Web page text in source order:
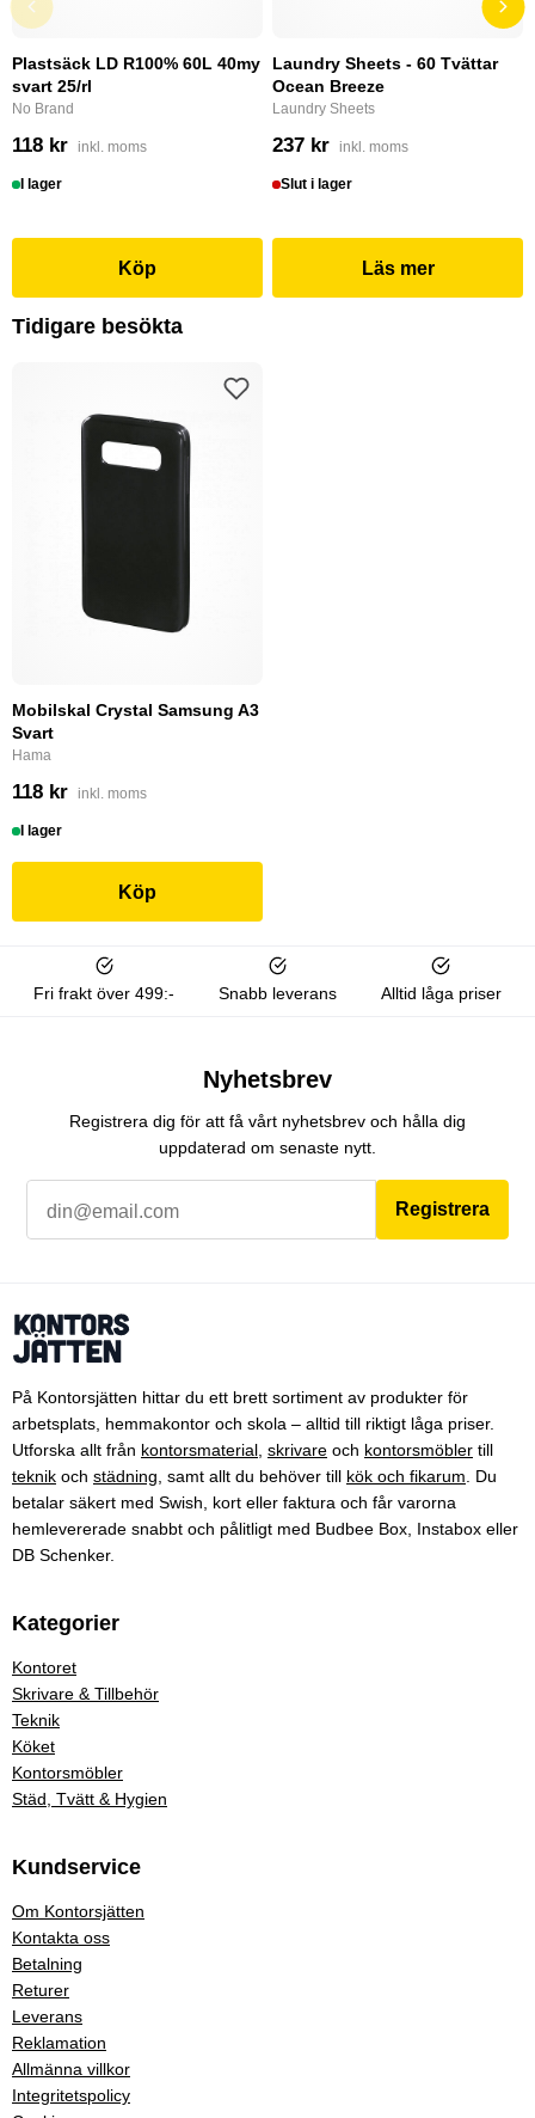
Plastsäck LD R100% 60L 40my
svart 25/rl
No Brand
118 kr inkl. moms
I lager
Köp
Laundry Sheets - 60 Tvättar
Ocean Breeze
Laundry Sheets
237 kr inkl. moms
Slut i lager
Läs mer
Tidigare besökta
Mobilskal Crystal Samsung A3
Svart
Hama
118 kr inkl. moms
I lager
Köp
Fri frakt över 499:- Snabb leverans Alltid låga priser
Nyhetsbrev
Registrera dig för att få vårt nyhetsbrev och hålla dig
uppdaterad om senaste nytt.
Registrera
På Kontorsjätten hittar du ett brett sortiment av produkter för
arbetsplats, hemmakontor och skola – alltid till riktigt låga priser.
Utforska allt från kontorsmaterial skrivare och kontorsmöbler till
teknik och städning , samt allt du behöver till kök och fikarum . Du
betalar säkert med Swish, kort eller faktura och får varorna
hemlevererade snabbt och pålitligt med Budbee Box, Instabox eller
DB Schenker.
Kategorier
Kontoret
Skrivare & Tillbehör
Teknik
Köket
Kontorsmöbler
Städ, Tvätt & Hygien
Kundservice
Om Kontorsjätten
Kontakta oss
Betalning
Returer
Leverans
Reklamation
Allmänna villkor
Integritetspolicy